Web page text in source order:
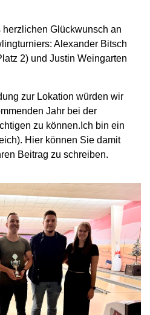
Glückwunsch an
Alexander Bitsch
2) und Justin Weingarten
zur Lokation würden wir
Jahr bei der
zu können.Ich bin ein
Hier können Sie damit
Beitrag zu schreiben.